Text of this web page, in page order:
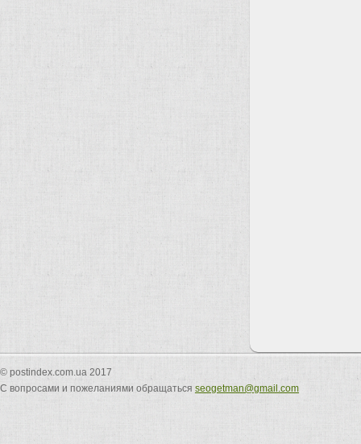
© postindex.com.ua 2017
С вопросами и пожеланиями обращаться seogetman@gmail.com